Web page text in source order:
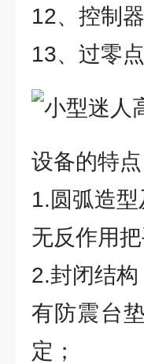
12、控制
13、过零
设备的特点
1.圆弧造
无反作用
2.封闭结
有防震台
定；